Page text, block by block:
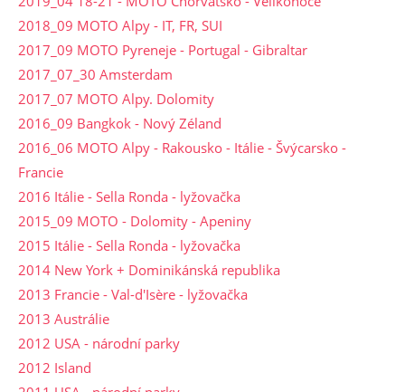
2018_09 MOTO Alpy - IT, FR, SUI
2017_09 MOTO Pyreneje - Portugal - Gibraltar
2017_07_30 Amsterdam
2017_07 MOTO Alpy. Dolomity
2016_09 Bangkok - Nový Zéland
2016_06 MOTO Alpy - Rakousko - Itálie - Švýcarsko -
Francie
2016 Itálie - Sella Ronda - lyžovačka
2015_09 MOTO - Dolomity - Apeniny
2015 Itálie - Sella Ronda - lyžovačka
2014 New York + Dominikánská republika
2013 Francie - Val-d'Isère - lyžovačka
2013 Austrálie
2012 USA - národní parky
2012 Island